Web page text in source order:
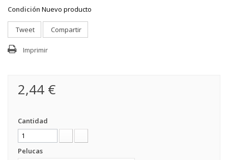
Condición Nuevo producto
Tweet Compartir
Imprimir
2,44 €
Cantidad
Pelucas